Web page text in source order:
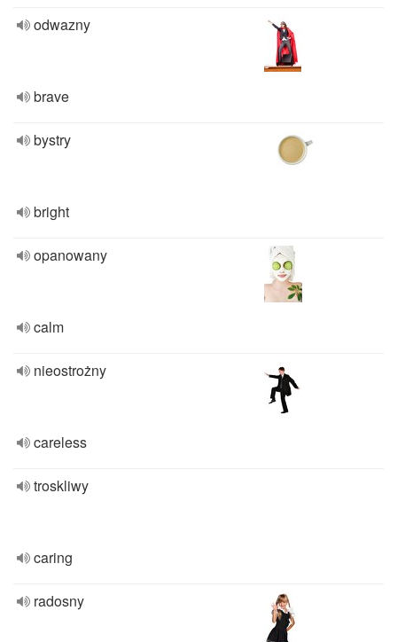
odwazny
brave
bystry
bright
opanowany
calm
nieostrożny
careless
troskliwy
caring
radosny